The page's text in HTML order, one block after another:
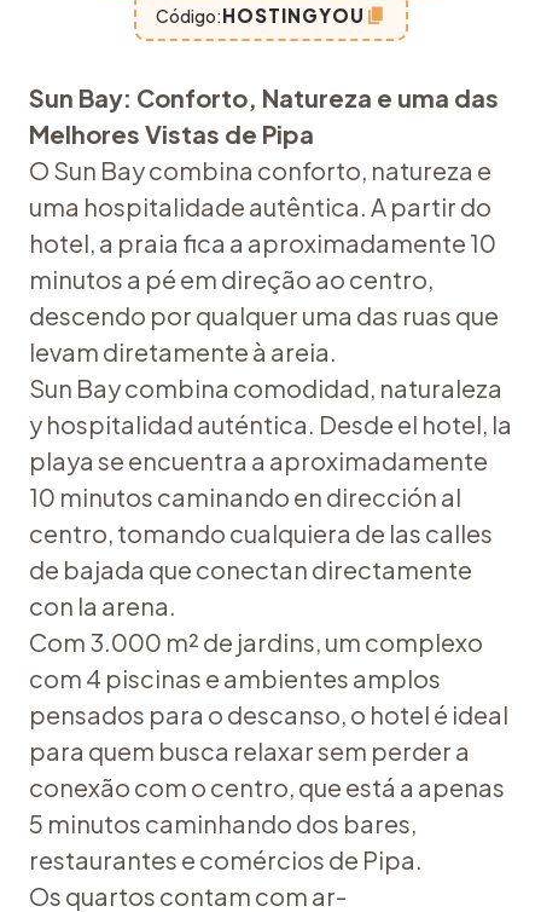
Código:HOSTINGYOU
Sun Bay: Conforto, Natureza e uma das
Melhores Vistas de Pipa
O Sun Bay combina conforto, natureza e
uma hospitalidade autêntica. A partir do
hotel, a praia fica a aproximadamente 10
minutos a pé em direção ao centro,
descendo por qualquer uma das ruas que
levam diretamente à areia.
Sun Bay combina comodidad, naturaleza
y hospitalidad auténtica. Desde el hotel, la
playa se encuentra a aproximadamente
10 minutos caminando en dirección al
centro, tomando cualquiera de las calles
de bajada que conectan directamente
con la arena.
Com 3.000 m² de jardins, um complexo
com 4 piscinas e ambientes amplos
pensados para o descanso, o hotel é ideal
para quem busca relaxar sem perder a
conexão com o centro, que está a apenas
5 minutos caminhando dos bares,
restaurantes e comércios de Pipa.
Os quartos contam com ar-